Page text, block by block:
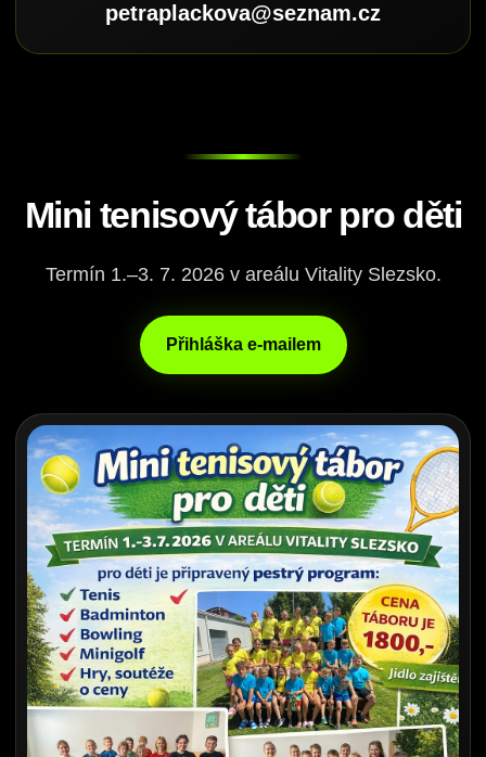
petraplackova@seznam.cz
Mini tenisový tábor pro děti
Termín 1.–3. 7. 2026 v areálu Vitality Slezsko.
Přihláška e-mailem